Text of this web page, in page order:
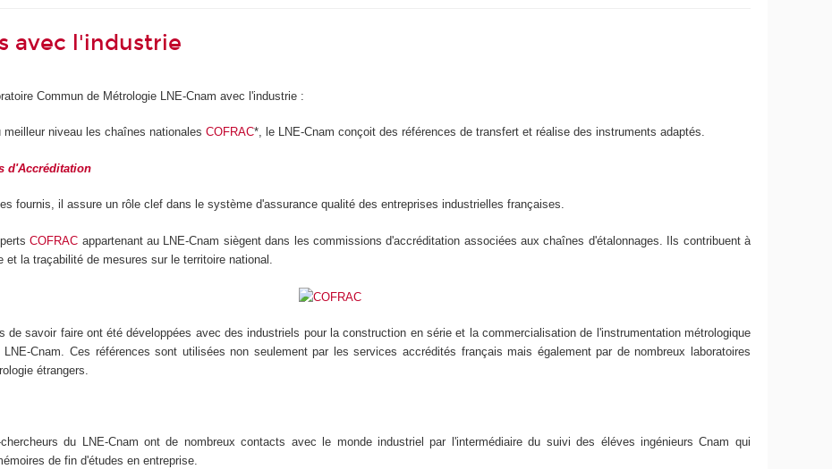
avec l'industrie
Commun de Métrologie LNE-Cnam avec l'industrie :
meilleur niveau les chaînes nationalesCOFRAC*, le LNE-Cnam conçoit des références de transfert et réalise des instruments adaptés.
d'Accréditation
fournis, il assure un rôle clef dans le système d'assurance qualité des entreprises industrielles françaises.
COFRAC appartenant au LNE-Cnam siègent dans les commissions d'accréditation associées aux chaînes d'étalonnages. Ils contribuent à
et la traçabilité de mesures sur le territoire national.
de savoir faire ont été développées avec des industriels pour la construction en série et la commercialisation de l'instrumentation métrologique
Cnam. Ces références sont utilisées non seulement par les services accrédités français mais également par de nombreux laboratoires
étrangers.
du LNE-Cnam ont de nombreux contacts avec le monde industriel par l'intermédiaire du suivi des éléves ingénieurs Cnam qui
de fin d'études en entreprise.